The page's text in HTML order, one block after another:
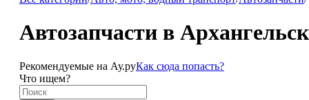
Автозапчасти в
Рекомендуемые на Ау.руКак сюда попасть?
Что ищем?